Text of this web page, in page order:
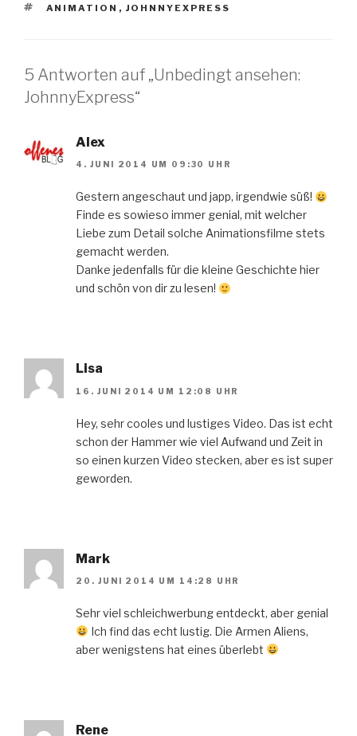
SCHLAGWÖRTER
ANIMATION , JOHNNYEXPRESS
5 Antworten auf „Unbedingt ansehen:
JohnnyExpress“
Alex
4. JUNI 2014 UM 09:30 UHR
Gestern angeschaut und japp, irgendwie süß!
Finde es sowieso immer genial, mit welcher
Liebe zum Detail solche Animationsfilme stets
gemacht werden.
Danke jedenfalls für die kleine Geschichte hier
und schön von dir zu lesen!
Lisa
16. JUNI 2014 UM 12:08 UHR
Hey, sehr cooles und lustiges Video. Das ist echt
schon der Hammer wie viel Aufwand und Zeit in
so einen kurzen Video stecken, aber es ist super
geworden.
Mark
20. JUNI 2014 UM 14:28 UHR
Sehr viel schleichwerbung entdeckt, aber genial
Ich find das echt lustig. Die Armen Aliens,
aber wenigstens hat eines überlebt
Rene